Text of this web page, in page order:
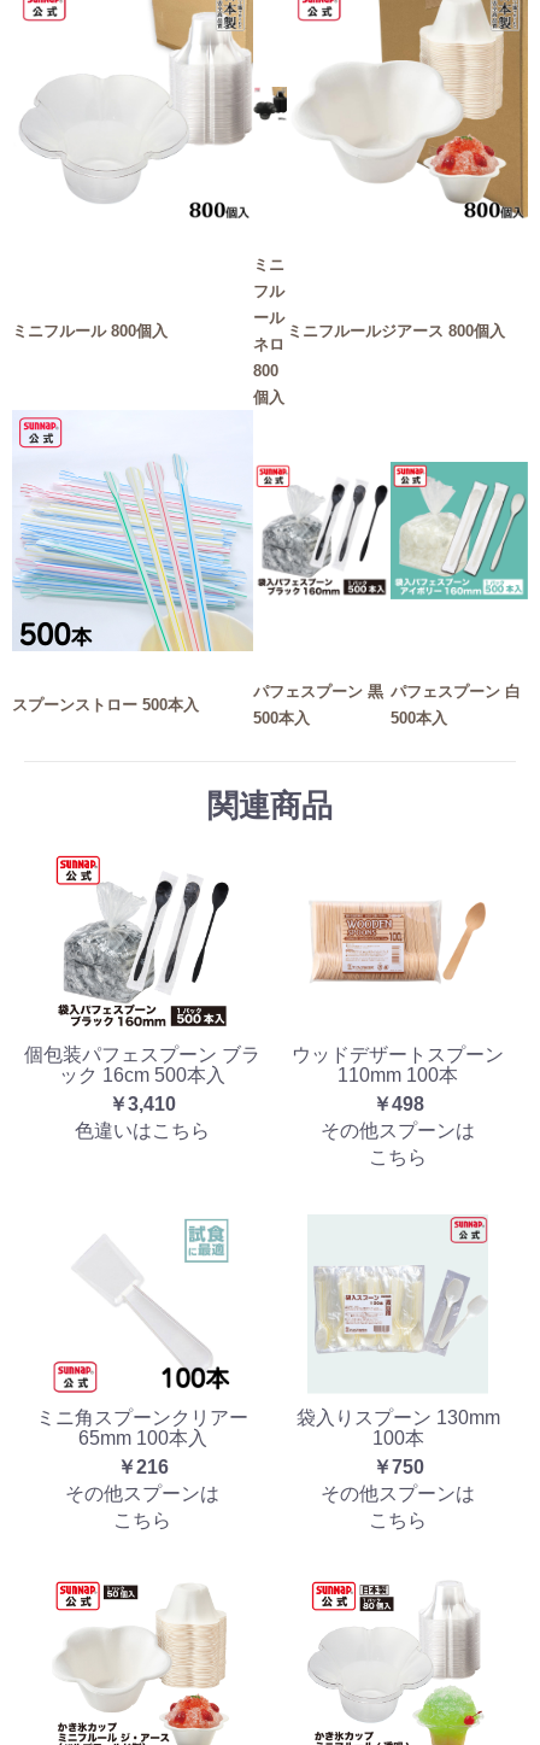
ミニフルール 800個入
ミニ
フル
ール
ネロ
800
個入
ミニフルールジアース 800個入
スプーンストロー 500本入
パフェスプーン 黒
500本入
パフェスプーン 白
500本入
関連商品
個包装パフェスプーン ブラ
ック 16cm 500本入
￥3,410
色違いはこちら
ウッドデザートスプーン
110mm 100本
￥498
その他スプーンは
こちら
ミニ角スプーンクリアー
65mm 100本入
￥216
その他スプーンは
こちら
袋入りスプーン 130mm
100本
￥750
その他スプーンは
こちら